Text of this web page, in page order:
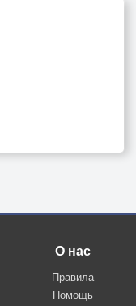
О нас
Правила
Помощь